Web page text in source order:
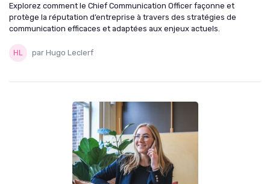
Explorez comment le Chief Communication Officer façonne et
protège la réputation d’entreprise à travers des stratégies de
communication efficaces et adaptées aux enjeux actuels.
par Hugo Leclerf